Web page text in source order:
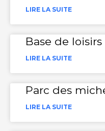
LIRE LA SUITE
Base de
LIRE LA SUITE
Parc des
LIRE LA SUITE